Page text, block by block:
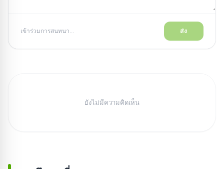
เข้าร่วมการสนทนา... ส่ง
ยังไม่มีความคิดเห็น